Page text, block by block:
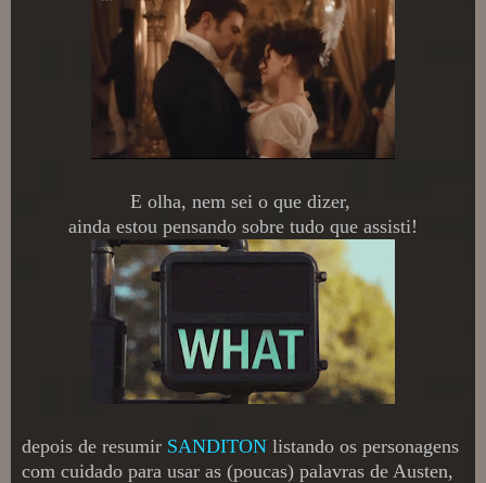
E olha, nem sei o que dizer,
ainda estou pensando sobre tudo que assisti!
depois de resumir SANDITON listando os personagens
com cuidado para usar as (poucas) palavras de Austen,